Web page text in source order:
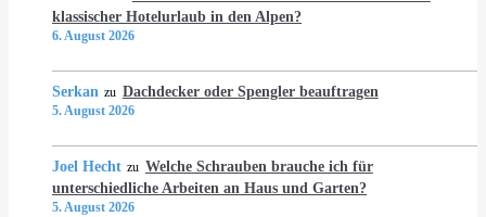
klassischer Hotelurlaub in den Alpen?
6. August 2026
Serkan zu Dachdecker oder Spengler beauftragen
5. August 2026
Joel Hecht zu Welche Schrauben brauche ich für
unterschiedliche Arbeiten an Haus und Garten?
5. August 2026